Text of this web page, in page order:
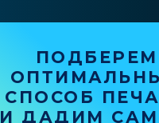
ПОДБЕРЕМ
СПОСОБ
И ДАДИМ